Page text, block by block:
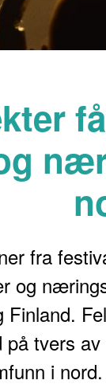
fra
og
Finland.
tvers
i nord.